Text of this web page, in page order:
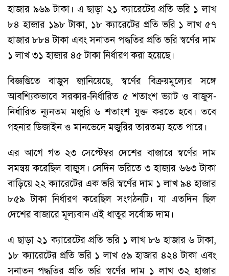
হাজার ৯৬৯ টাকা। এ ছাড়া ২১ ক্যারেটের প্রতি ভরি ১ লাখ
৮৪ হাজার ১৯৮ টাকা, ১৮ ক্যারেটের প্রতি ভরি ১ লাখ ৫৭
হাজার ৮৮৪ টাকা এবং সনাতন পদ্ধতির প্রতি ভরি স্বর্ণের দাম
১ লাখ ৩১ হাজার ৪৫ টাকা নির্ধারণ করা হয়েছে।
বিজ্ঞপ্তিতে বাজুস জানিয়েছে, স্বর্ণের বিক্রয়মূল্যের সঙ্গে
আবশ্যিকভাবে সরকার-নির্ধারিত ৫ শতাংশ ভ্যাট ও বাজুস-
নির্ধারিত ন্যূনতম মজুরি ৬ শতাংশ যুক্ত করতে হবে। তবে
গহনার ডিজাইন ও মানভেদে মজুরির তারতম্য হতে পারে।
এর আগে গত ২৩ সেপ্টেম্বর দেশের বাজারে স্বর্ণের দাম
সমন্বয় করেছিল বাজুস। সেদিন ভরিতে ৩ হাজার ৬৬৩ টাকা
বাড়িয়ে ২২ ক্যারেটের এক ভরি স্বর্ণের দাম ১ লাখ ৯৪ হাজার
৮৫৯ টাকা নির্ধারণ করেছিল সংগঠনটি। যা এতদিন ছিল
দেশের বাজারে মূল্যবান এই ধাতুর সর্বোচ্চ দাম।
এ ছাড়া ২১ ক্যারেটের প্রতি ভরি ১ লাখ ৮৬ হাজার ৬ টাকা,
১৮ ক্যারেটের প্রতি ভরি ১ লাখ ৫৯ হাজার ৪২৪ টাকা এবং
সনাতন পদ্ধতির প্রতি ভরি স্বর্ণের দাম ১ লাখ ৩২ হাজার